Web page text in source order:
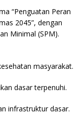
“Penguatan Peran
2045”, dengan
Minimal (SPM).
masyarakat.
dasar terpenuhi.
infrastruktur dasar.